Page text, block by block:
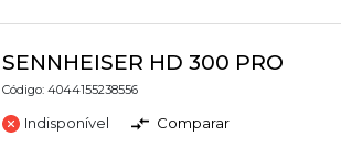
SENNHEISER HD 300 PRO
Código: 4044155238556
Indisponível Comparar